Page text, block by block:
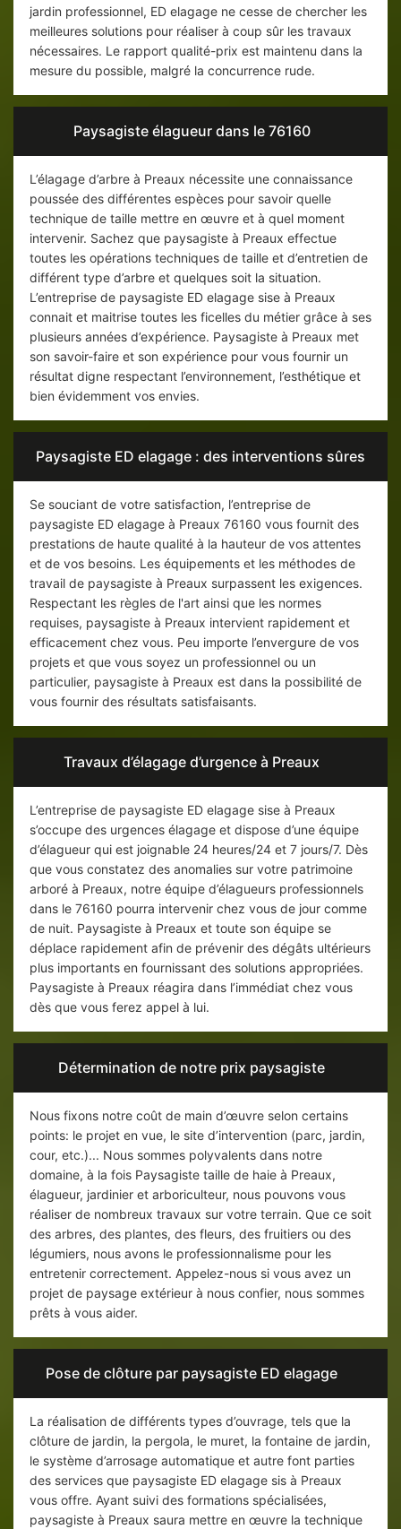
jardin professionnel, ED elagage ne cesse de chercher les
meilleures solutions pour réaliser à coup sûr les travaux
nécessaires. Le rapport qualité-prix est maintenu dans la
mesure du possible, malgré la concurrence rude.
Paysagiste élagueur dans le 76160
L’élagage d’arbre à Preaux nécessite une connaissance
poussée des différentes espèces pour savoir quelle
technique de taille mettre en œuvre et à quel moment
intervenir. Sachez que paysagiste à Preaux effectue
toutes les opérations techniques de taille et d’entretien de
différent type d’arbre et quelques soit la situation.
L’entreprise de paysagiste ED elagage sise à Preaux
connait et maitrise toutes les ficelles du métier grâce à ses
plusieurs années d’expérience. Paysagiste à Preaux met
son savoir-faire et son expérience pour vous fournir un
résultat digne respectant l’environnement, l’esthétique et
bien évidemment vos envies.
Paysagiste ED elagage : des interventions sûres
Se souciant de votre satisfaction, l’entreprise de
paysagiste ED elagage à Preaux 76160 vous fournit des
prestations de haute qualité à la hauteur de vos attentes
et de vos besoins. Les équipements et les méthodes de
travail de paysagiste à Preaux surpassent les exigences.
Respectant les règles de l'art ainsi que les normes
requises, paysagiste à Preaux intervient rapidement et
efficacement chez vous. Peu importe l’envergure de vos
projets et que vous soyez un professionnel ou un
particulier, paysagiste à Preaux est dans la possibilité de
vous fournir des résultats satisfaisants.
Travaux d’élagage d’urgence à Preaux
L’entreprise de paysagiste ED elagage sise à Preaux
s’occupe des urgences élagage et dispose d’une équipe
d’élagueur qui est joignable 24 heures/24 et 7 jours/7. Dès
que vous constatez des anomalies sur votre patrimoine
arboré à Preaux, notre équipe d’élagueurs professionnels
dans le 76160 pourra intervenir chez vous de jour comme
de nuit. Paysagiste à Preaux et toute son équipe se
déplace rapidement afin de prévenir des dégâts ultérieurs
plus importants en fournissant des solutions appropriées.
Paysagiste à Preaux réagira dans l’immédiat chez vous
dès que vous ferez appel à lui.
Détermination de notre prix paysagiste
Nous fixons notre coût de main d’œuvre selon certains
points: le projet en vue, le site d’intervention (parc, jardin,
cour, etc.)... Nous sommes polyvalents dans notre
domaine, à la fois Paysagiste taille de haie à Preaux,
élagueur, jardinier et arboriculteur, nous pouvons vous
réaliser de nombreux travaux sur votre terrain. Que ce soit
des arbres, des plantes, des fleurs, des fruitiers ou des
légumiers, nous avons le professionnalisme pour les
entretenir correctement. Appelez-nous si vous avez un
projet de paysage extérieur à nous confier, nous sommes
prêts à vous aider.
Pose de clôture par paysagiste ED elagage
La réalisation de différents types d’ouvrage, tels que la
clôture de jardin, la pergola, le muret, la fontaine de jardin,
le système d’arrosage automatique et autre font parties
des services que paysagiste ED elagage sis à Preaux
vous offre. Ayant suivi des formations spécialisées,
paysagiste à Preaux saura mettre en œuvre la technique